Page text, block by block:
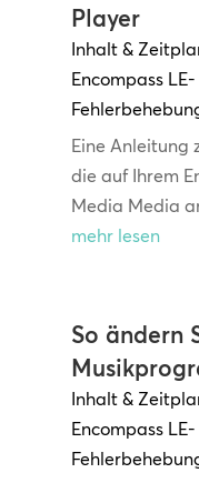
Player
Inhalt &
Encompass
Eine Anleitung
die auf Ihrem
Media Media
mehr lesen
So ändern
Inhalt &
Encompass